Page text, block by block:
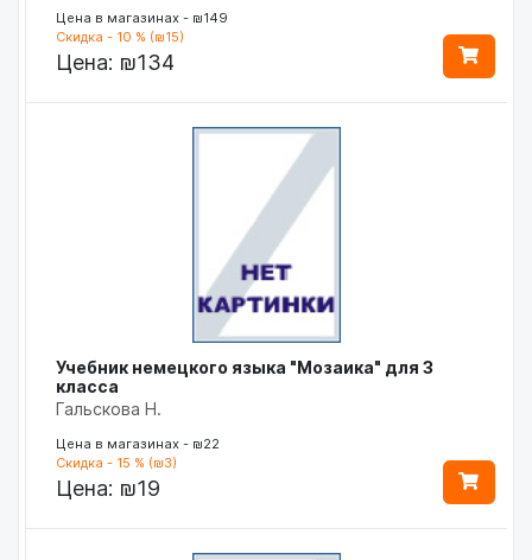
Цена в магазинах - ₪149
Скидка - 10 % (₪15)
Цена: ₪134
Учебник немецкого языка "Мозаика" для 3
класса
Гальскова Н.
Цена в магазинах - ₪22
Скидка - 15 % (₪3)
Цена: ₪19